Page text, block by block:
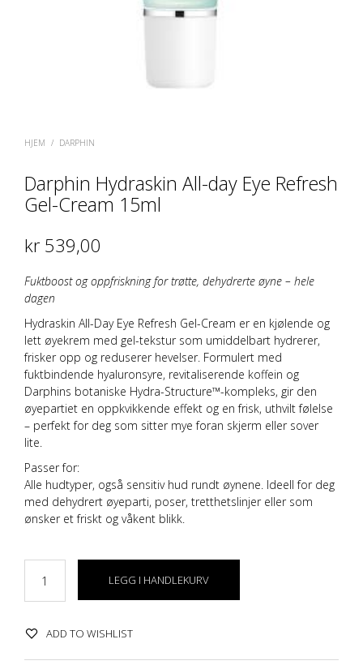
HJEM / DARPHIN
Darphin Hydraskin All-day Eye Refresh
Gel-Cream 15ml
kr 539,00
Fuktboost og oppfriskning for trøtte, dehydrerte øyne – hele
dagen
Hydraskin All-Day Eye Refresh Gel-Cream er en kjølende og
lett øyekrem med gel-tekstur som umiddelbart hydrerer,
frisker opp og reduserer hevelser. Formulert med
fuktbindende hyaluronsyre, revitaliserende koffein og
Darphins botaniske Hydra-Structure™-kompleks, gir den
øyepartiet en oppkvikkende effekt og en frisk, uthvilt følelse
– perfekt for deg som sitter mye foran skjerm eller sover
lite.
Passer for:
Alle hudtyper, også sensitiv hud rundt øynene. Ideell for deg
med dehydrert øyeparti, poser, tretthetslinjer eller som
ønsker et friskt og våkent blikk.
LEGG I HANDLEKURV
ADD TO WISHLIST